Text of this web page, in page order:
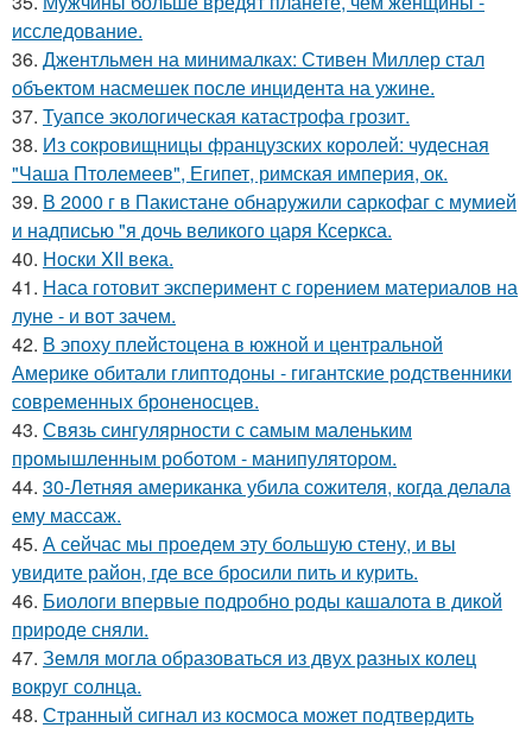
исследование.
36. Джентльмен на минималках: Стивен Миллер стал
объектом насмешек после инцидента на ужине.
37. Туапсе экологическая катастрофа грозит.
38. Из сокровищницы французских королей: чудесная
"Чаша Птолемеев", Египет, римская империя, ок.
39. В 2000 г в Пакистане обнаружили саркофаг с мумией
и надписью "я дочь великого царя Ксеркса.
40. Носки XII века.
41. Наса готовит эксперимент с горением материалов на
луне - и вот зачем.
42. В эпоху плейстоцена в южной и центральной
Америке обитали глиптодоны - гигантские родственники
современных броненосцев.
43. Связь сингулярности с самым маленьким
промышленным роботом - манипулятором.
44. 30-Летняя американка убила сожителя, когда делала
ему массаж.
45. А сейчас мы проедем эту большую стену, и вы
увидите район, где все бросили пить и курить.
46. Биологи впервые подробно роды кашалота в дикой
природе сняли.
47. Земля могла образоваться из двух разных колец
вокруг солнца.
48. Странный сигнал из космоса может подтвердить